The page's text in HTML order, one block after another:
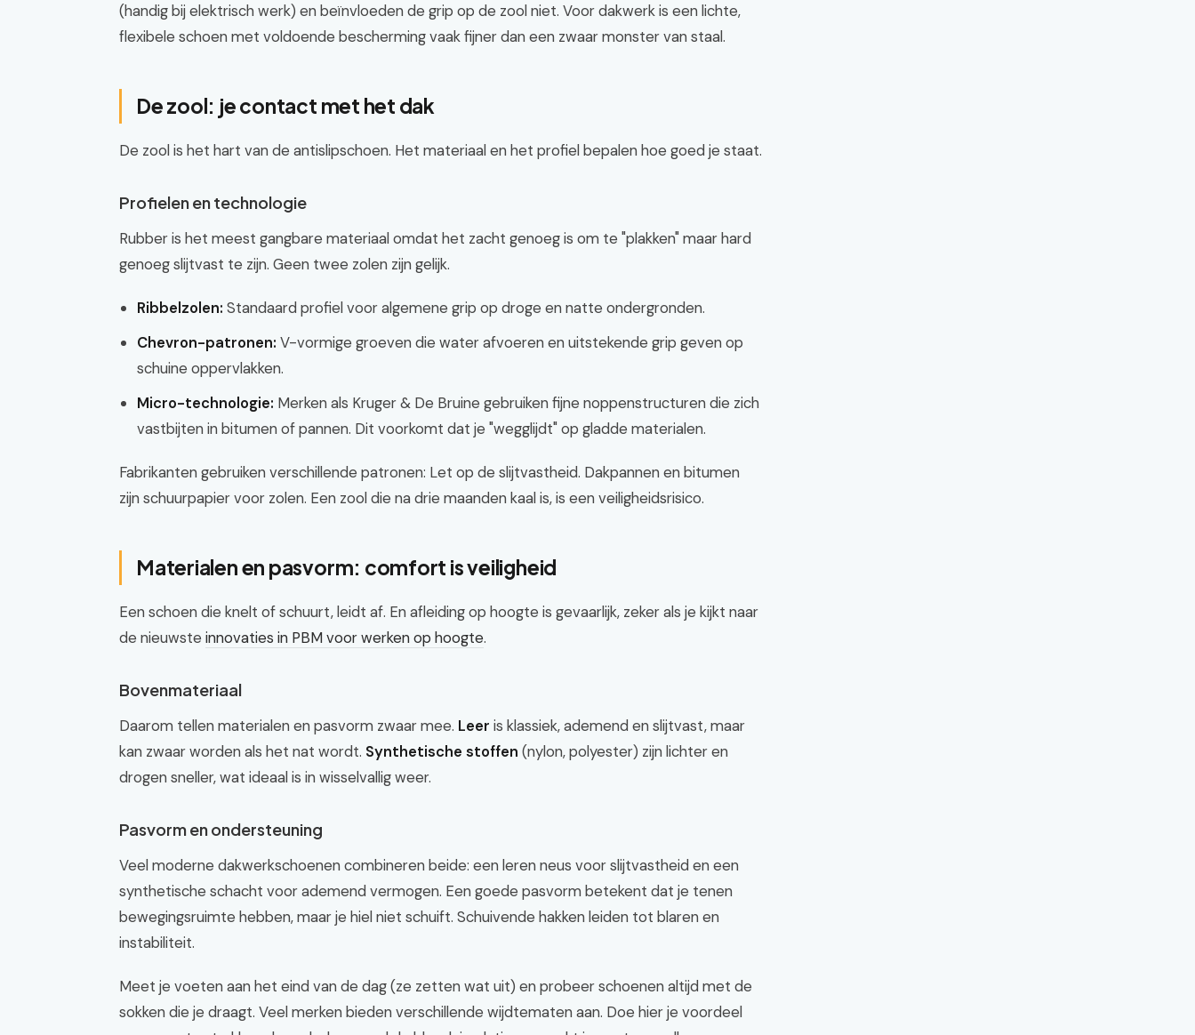
(handig bij elektrisch werk) en beïnvloeden de grip op de zool niet. Voor dakwerk is een lichte,
flexibele schoen met voldoende bescherming vaak fijner dan een zwaar monster van staal.
De zool: je contact met het dak
De zool is het hart van de antislipschoen. Het materiaal en het profiel bepalen hoe goed je staat.
Profielen en technologie
Rubber is het meest gangbare materiaal omdat het zacht genoeg is om te "plakken" maar hard
genoeg slijtvast te zijn. Geen twee zolen zijn gelijk.
Ribbelzolen: Standaard profiel voor algemene grip op droge en natte ondergronden.
Chevron-patronen: V-vormige groeven die water afvoeren en uitstekende grip geven op
schuine oppervlakken.
Micro-technologie: Merken als Kruger & De Bruine gebruiken fijne noppenstructuren die zich
vastbijten in bitumen of pannen. Dit voorkomt dat je "wegglijdt" op gladde materialen.
Fabrikanten gebruiken verschillende patronen: Let op de slijtvastheid. Dakpannen en bitumen
zijn schuurpapier voor zolen. Een zool die na drie maanden kaal is, is een veiligheidsrisico.
Materialen en pasvorm: comfort is veiligheid
Een schoen die knelt of schuurt, leidt af. En afleiding op hoogte is gevaarlijk, zeker als je kijkt naar
de nieuwste innovaties in PBM voor werken op hoogte.
Bovenmateriaal
Daarom tellen materialen en pasvorm zwaar mee. Leer is klassiek, ademend en slijtvast, maar
kan zwaar worden als het nat wordt. Synthetische stoffen (nylon, polyester) zijn lichter en
drogen sneller, wat ideaal is in wisselvallig weer.
Pasvorm en ondersteuning
Veel moderne dakwerkschoenen combineren beide: een leren neus voor slijtvastheid en een
synthetische schacht voor ademend vermogen. Een goede pasvorm betekent dat je tenen
bewegingsruimte hebben, maar je hiel niet schuift. Schuivende hakken leiden tot blaren en
instabiliteit.
Meet je voeten aan het eind van de dag (ze zetten wat uit) en probeer schoenen altijd met de
sokken die je draagt. Veel merken bieden verschillende wijdtematen aan. Doe hier je voordeel